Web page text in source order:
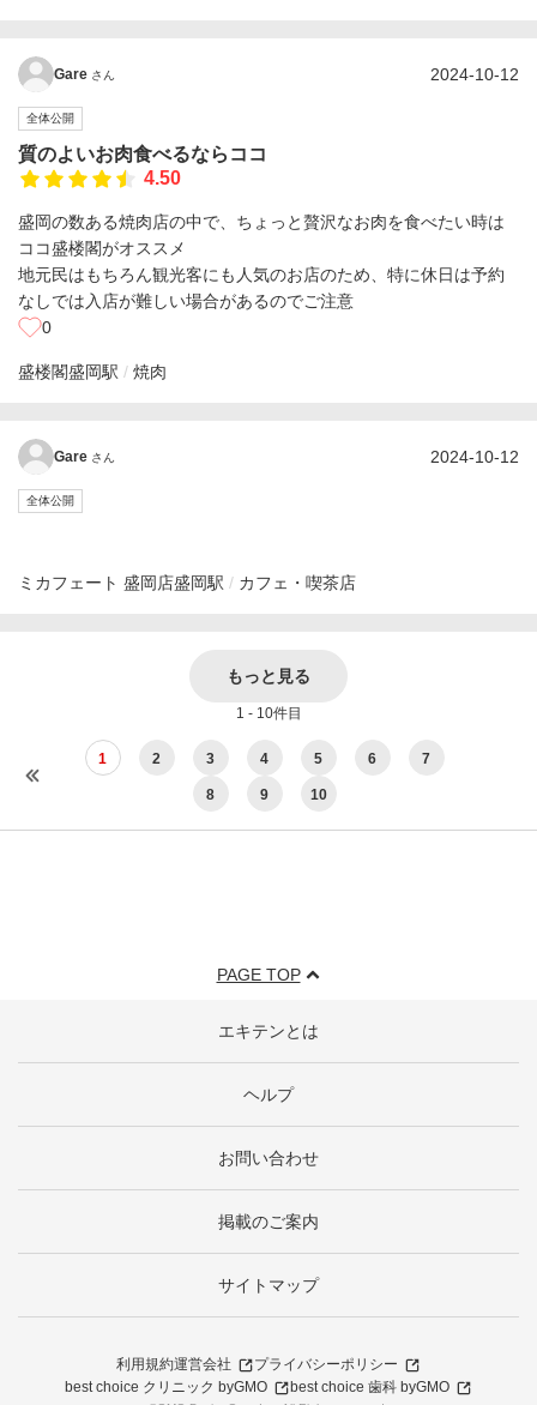
Gare さん 2024-10-12
全体公開
質のよいお肉食べるならココ
4.50
盛岡の数ある焼肉店の中で、ちょっと贅沢なお肉を食べたい時は
ココ盛楼閣がオススメ
地元民はもちろん観光客にも人気のお店のため、特に休日は予約
なしでは入店が難しい場合があるのでご注意
0
盛楼閣盛岡駅 焼肉
Gare さん 2024-10-12
全体公開
ミカフェート 盛岡店盛岡駅 カフェ・喫茶店
もっと見る
1 - 10件目
1 2 3 4 5 6 7
8 9 10
PAGE TOP
エキテンとは
ヘルプ
お問い合わせ
掲載のご案内
サイトマップ
利用規約運営会社
プライバシーポリシー
best choice クリニック byGMO
best choice 歯科 byGMO